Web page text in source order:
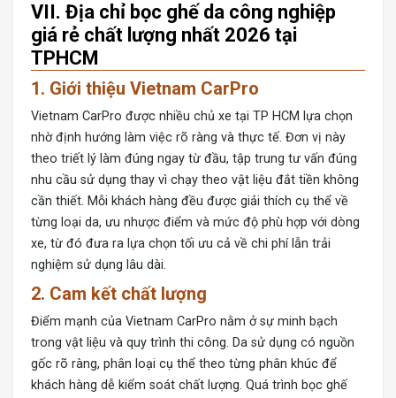
VII. Địa chỉ bọc ghế da công nghiệp
giá rẻ chất lượng nhất 2026 tại
TPHCM
1. Giới thiệu Vietnam CarPro
Vietnam CarPro được nhiều chủ xe tại TP HCM lựa chọn
nhờ định hướng làm việc rõ ràng và thực tế. Đơn vị này
theo triết lý làm đúng ngay từ đầu, tập trung tư vấn đúng
nhu cầu sử dụng thay vì chạy theo vật liệu đắt tiền không
cần thiết. Mỗi khách hàng đều được giải thích cụ thể về
từng loại da, ưu nhược điểm và mức độ phù hợp với dòng
xe, từ đó đưa ra lựa chọn tối ưu cả về chi phí lẫn trải
nghiệm sử dụng lâu dài.
2. Cam kết chất lượng
Điểm mạnh của Vietnam CarPro nằm ở sự minh bạch
trong vật liệu và quy trình thi công. Da sử dụng có nguồn
gốc rõ ràng, phân loại cụ thể theo từng phân khúc để
khách hàng dễ kiểm soát chất lượng. Quá trình bọc ghế